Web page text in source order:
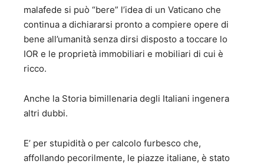
malafede si può “bere” l’idea di un Vaticano che
continua a dichiararsi pronto a compiere opere di
bene all’umanità senza dirsi disposto a toccare lo
IOR e le proprietà immobiliari e mobiliari di cui è
ricco.
Anche la Storia bimillenaria degli Italiani ingenera
altri dubbi.
E’ per stupidità o per calcolo furbesco che,
affollando pecorilmente, le piazze italiane, è stato